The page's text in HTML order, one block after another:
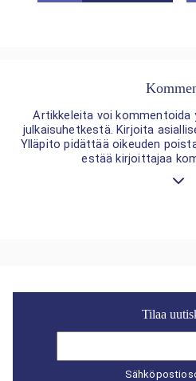
Artikkeleita voi kommentoida
julkaisuhetkestä. Kirjoita
Ylläpito pidättää oikeuden
estää kirjoittajaa
Tilaa